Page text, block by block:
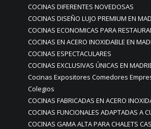
COCINAS DIFERENTES NOVEDOSAS
COCINAS DISEÑO LUJO PREMIUM EN
COCINAS ECONOMICAS PARA
COCINAS EN ACERO INOXIDABLE EN
COCINAS ESPECTACULARES
COCINAS EXCLUSIVAS ÚNICAS EN
Cocinas Expositores Comedores
Colegios
COCINAS FABRICADAS EN ACERO
COCINAS FUNCIONALES ADAPTADAS A
COCINAS GAMA ALTA PARA CHALETS